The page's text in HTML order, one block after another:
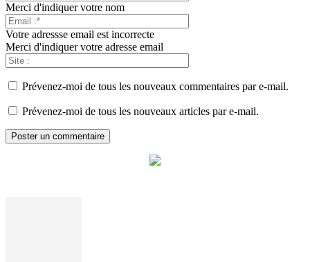
Merci d'indiquer votre nom
Votre adressse email est incorrecte
Merci d'indiquer votre adresse email
Prévenez-moi de tous les nouveaux commentaires par e-mail.
Prévenez-moi de tous les nouveaux articles par e-mail.